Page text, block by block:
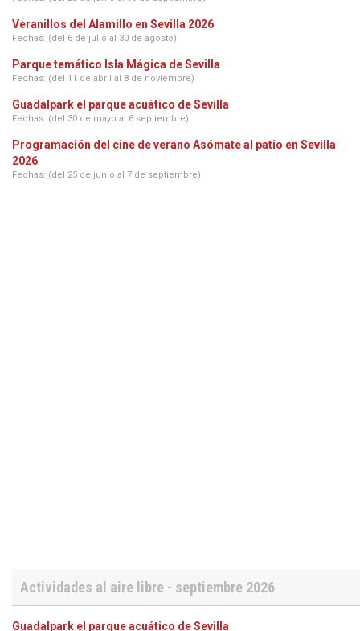
Veranillos del Alamillo en Sevilla 2026
Fechas: (del 6 de julio al 30 de agosto)
Parque temático Isla Mágica de Sevilla
Fechas: (del 11 de abril al 8 de noviembre)
Guadalpark el parque acuático de Sevilla
Fechas: (del 30 de mayo al 6 septiembre)
Programación del cine de verano Asómate al patio en Sevilla
2026
Fechas: (del 25 de junio al 7 de septiembre)
Actividades al aire libre - septiembre 2026
Guadalpark el parque acuático de Sevilla